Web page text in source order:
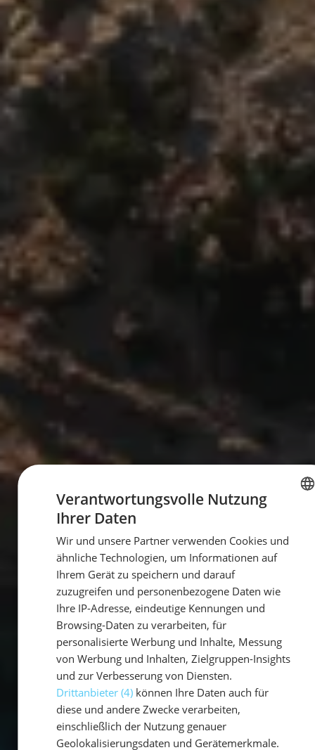
GERMAN
Verantwortungsvolle Nutzung
Ihrer Daten
Wir und unsere Partner verwenden Cookies und
ähnliche Technologien, um Informationen auf
Ihrem Gerät zu speichern und darauf
zuzugreifen und personenbezogene Daten wie
Ihre IP-Adresse, eindeutige Kennungen und
Browsing-Daten zu verarbeiten, für
personalisierte Werbung und Inhalte, Messung
von Werbung und Inhalten, Zielgruppen-Insights
und zur Verbesserung von Diensten.
Drittanbieter (4)können Ihre Daten auch für
diese und andere Zwecke verarbeiten,
einschließlich der Nutzung genauer
Geolokalisierungsdaten und Gerätemerkmale.